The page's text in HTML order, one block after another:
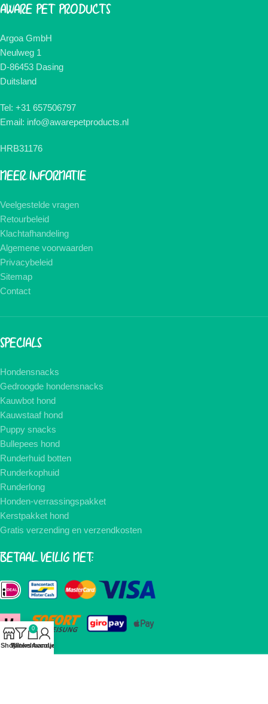
AWARE PET PRODUCTS
Argoa GmbH
Neulweg 1
D-86453 Dasing
Duitsland
Tel: +31 657506797
Email: info@awarepetproducts.nl
HRB31176
MEER INFORMATIE
Veelgestelde vragen
Retourbeleid
Klachtafhandeling
Algemene voorwaarden
Privacybeleid
Sitemap
Contact
SPECIALS
Hondensnacks
Gedroogde hondensnacks
Kauwbot hond
Kauwstaaf hond
Puppy snacks
Bullepees hond
Runderhuid botten
Runderkophuid
Runderlong
Honden-verrassingspakket
Kerstpakket hond
Gratis verzending en verzendkosten
BETAAL VEILIG MET:
ShopFilters
0
Winkelmandje
Account